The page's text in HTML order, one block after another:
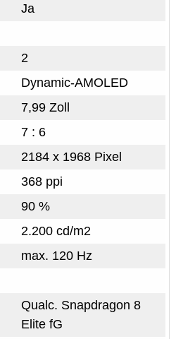
Ja
2
Dynamic-AMOLED
7,99 Zoll
7 : 6
2184 x 1968 Pixel
368 ppi
90 %
2.200 cd/m2
max. 120 Hz
Qualc. Snapdragon 8
Elite fG